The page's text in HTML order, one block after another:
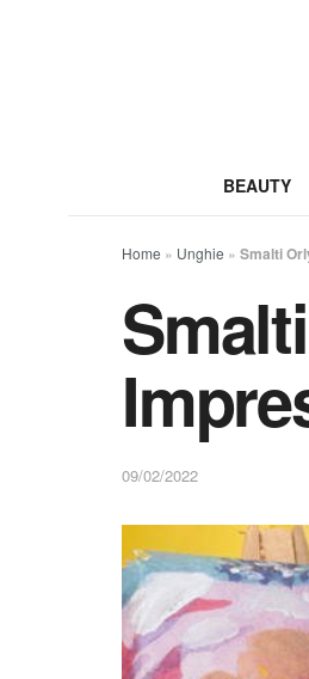
BEAUTY
Home » Unghie » Smalti
09/02/2022